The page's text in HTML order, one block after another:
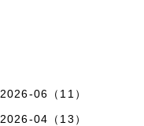
2026-06（11）
2026-04（13）